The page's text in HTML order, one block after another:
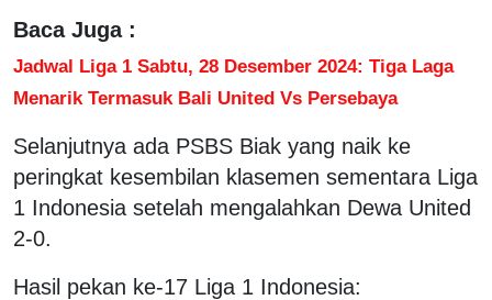
Baca Juga :
Jadwal Liga 1 Sabtu, 28 Desember 2024: Tiga Laga
Menarik Termasuk Bali United Vs Persebaya
Selanjutnya ada PSBS Biak yang naik ke
peringkat kesembilan klasemen sementara Liga
1 Indonesia setelah mengalahkan Dewa United
2-0.
Hasil pekan ke-17 Liga 1 Indonesia: